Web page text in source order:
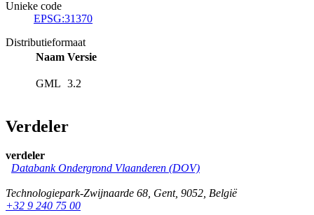
Unieke code
EPSG:31370
Distributieformaat
Naam Versie
GML 3.2
Verdeler
verdeler
Databank Ondergrond Vlaanderen (DOV)
Technologiepark-Zwijnaarde 68, Gent, 9052, België
+32 9 240 75 00